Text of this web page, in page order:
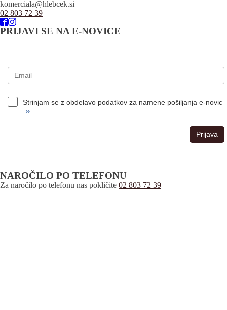
komerciala@hlebcek.si
02 803 72 39
PRIJAVI SE NA E-NOVICE
Strinjam se z obdelavo podatkov za namene pošiljanja e-novic
»
Prijava
NAROČILO PO TELEFONU
Za naročilo po telefonu nas pokličite 02 803 72 39